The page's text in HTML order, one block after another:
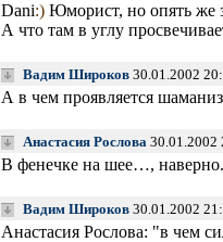
Dani:) Юморист, но опять же
А что там в углу
Вадим Широков 30.01.2002
А в чем проявляется
Анастасия Рослова 30.01.2002
В фенечке на шее…,
Вадим Широков 30.01.2002
Анастасия Рослова: "в чем